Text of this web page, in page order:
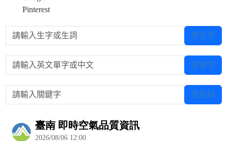
Pinterest
請輸入生字或生詞 查生字
請輸入英文單字或中文 查單字
請輸入關鍵字 查百科